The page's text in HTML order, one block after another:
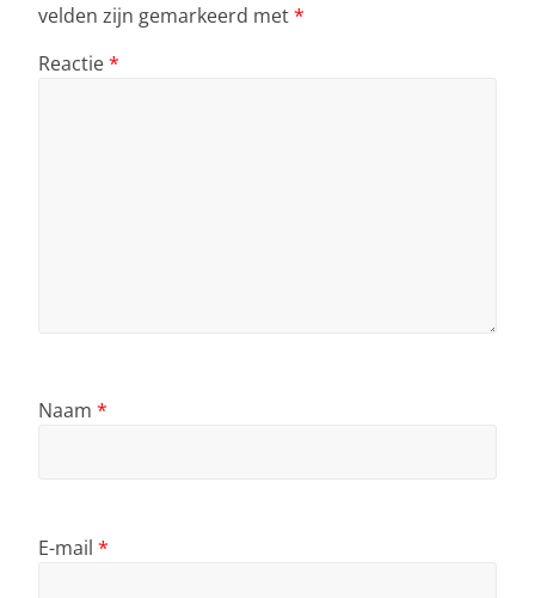
velden zijn gemarkeerd met*
Reactie*
Naam *
E-mail *